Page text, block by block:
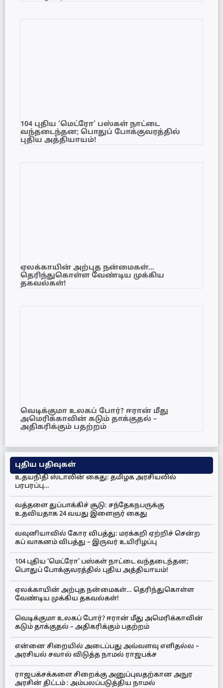
104 புதிய ‘மெட்ரோ’ பஸ்கள் நாட்டை
வந்தடைந்தன; பொதுப் போக்குவரத்தில்
புதிய அத்தியாயம்!
ஏலக்காயின் அற்புத நன்மைகள்…
தெரிந்துகொள்ள வேண்டிய முக்கிய
தகவல்கள்!
வெடிக்குமா உலகப் போர்? ஈரான் மீது
அமெரிக்காவின் கடும் தாக்குதல் –
அதிகரிக்கும் பதற்றம்
புதிய பதிவுகள்
உதயநிதி ஸ்டாலின் கைது: தமிழக அரசியலில்
பரபரப்பு…
வத்தளை துப்பாக்கிச் சூடு: சந்தேகநபருக்கு
உதவியதாக 24 வயது இளைஞர் கைது
வவுனியாவில் கோர விபத்து: மரக்கறி ஏற்றிச் சென்ற
கப் வாகனம் விபத்து – இருவர் உயிரிழப்பு
104 புதிய ‘மெட்ரோ’ பஸ்கள் நாட்டை வந்தடைந்தன;
பொதுப் போக்குவரத்தில் புதிய அத்தியாயம்!
ஏலக்காயின் அற்புத நன்மைகள்… தெரிந்துகொள்ள
வேண்டிய முக்கிய தகவல்கள்!
வெடிக்குமா உலகப் போர்? ஈரான் மீது அமெரிக்காவின்
கடும் தாக்குதல் – அதிகரிக்கும் பதற்றம்
என்னை சிறையில் அடைப்பது அவ்வளவு எளிதல்ல –
அரசியல் சவால் விடுத்த நாமல் ராஜபக்ச
ராஜபக்சக்களை சிறைக்கு அனுப்புவதற்கான அநுர
அரசின் திட்டம் : அம்பலப்படுத்திய நாமல்